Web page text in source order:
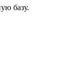
базу.